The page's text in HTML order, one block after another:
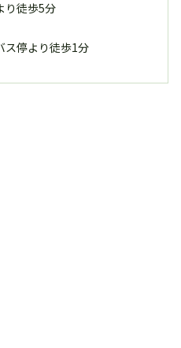
り徒歩5分
ス停より徒歩1分